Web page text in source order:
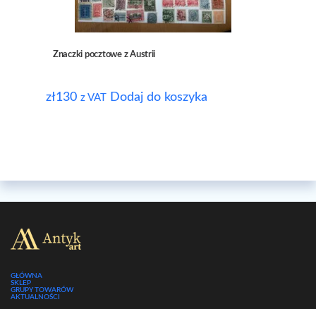
Znaczki pocztowe z Austrii
zł130 z VAT Dodaj do koszyka
GŁÓWNA
SKLEP
GRUPY TOWARÓW
AKTUALNOŚCI